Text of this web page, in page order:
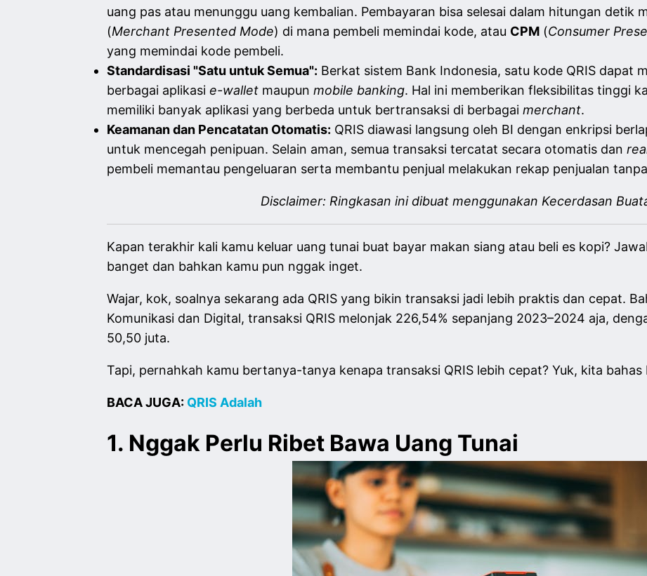
uang pas atau menunggu uang kembalian. Pembayaran bisa selesai dalam hitungan detik
(Merchant Presented Mode) di mana pembeli memindai kode, atau CPM(Consumer
yang memindai kode pembeli.
Standardisasi "Satu untuk Semua": Berkat sistem Bank Indonesia, satu kode QRIS dapat
berbagai aplikasi e-walletmaupun mobile banking. Hal ini memberikan fleksibilitas tinggi
memiliki banyak aplikasi yang berbeda untuk bertransaksi di berbagai merchant.
Keamanan dan Pencatatan Otomatis: QRIS diawasi langsung oleh BI dengan enkripsi
untuk mencegah penipuan. Selain aman, semua transaksi tercatat secara otomatis dan
pembeli memantau pengeluaran serta membantu penjual melakukan rekap penjualan
Disclaimer: Ringkasan ini dibuat menggunakan Kecerdasan
Kapan terakhir kali kamu keluar uang tunai buat bayar makan siang atau beli es kopi?
banget dan bahkan kamu pun nggak inget.
Wajar, kok, soalnya sekarang ada QRIS yang bikin transaksi jadi lebih praktis dan cepat.
Komunikasi dan Digital, transaksi QRIS melonjak 226,54% sepanjang 2023–2024 aja,
50,50 juta.
Tapi, pernahkah kamu bertanya-tanya kenapa transaksi QRIS lebih cepat? Yuk, kita
BACA JUGA: QRIS Adalah
1. Nggak Perlu Ribet Bawa Uang Tunai